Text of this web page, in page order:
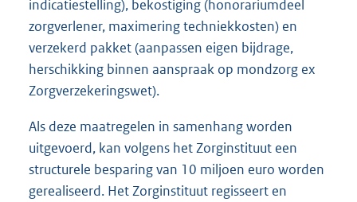
indicatiestelling), bekostiging (honorariumdeel
zorgverlener, maximering techniekkosten) en
verzekerd pakket (aanpassen eigen bijdrage,
herschikking binnen aanspraak op mondzorg ex
Zorgverzekeringswet).
Als deze maatregelen in samenhang worden
uitgevoerd, kan volgens het Zorginstituut een
structurele besparing van 10 miljoen euro worden
gerealiseerd. Het Zorginstituut regisseert en